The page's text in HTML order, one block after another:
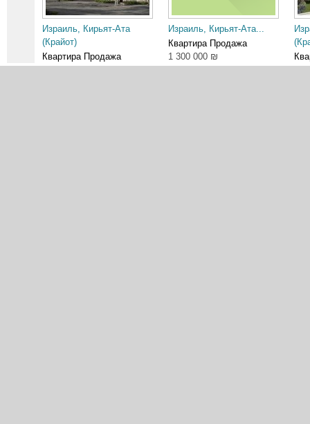
Израиль, Кирьят-Ата
(Крайот)
Квартира Продажа
Израиль, Кирьят-Ата...
Квартира Продажа
1 300 000 ₪